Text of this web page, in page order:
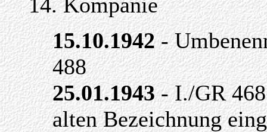
15.10.1942-
488
25.01.1943- I./GR 468
alten Bezeichnung